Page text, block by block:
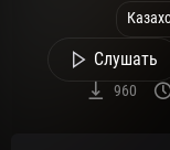
Слушать
960